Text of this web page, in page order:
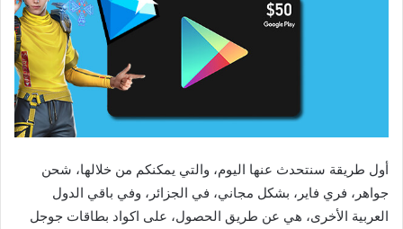
أول طريقة سنتحدث عنها اليوم، والتي يمكنكم من خلالها، شحن
جواهر، فري فاير، بشكل مجاني، في الجزائر، وفي باقي الدول
العربية الأخرى، هي عن طريق الحصول، على اكواد بطاقات جوجل